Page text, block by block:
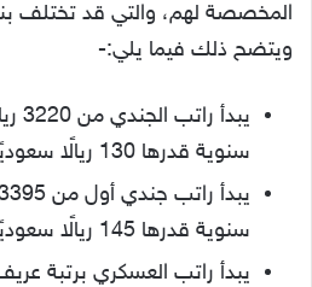
المخصصة لهم، والتي قد تختلف
ويتضح ذلك فيما يلي:-
سنوية قدرها 130 ريالًا سعوديًا.
سنوية قدرها 145 ريالًا سعوديًا.